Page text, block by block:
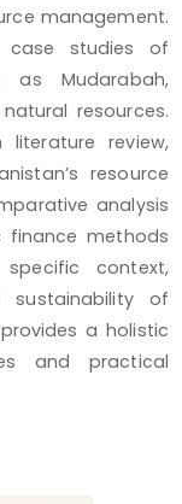
management.
case studies of
as Mudarabah,
resources.
review,
resource
analysis
methods
context,
sustainability of
a holistic
and practical